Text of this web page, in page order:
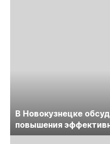
В Новокузнецке
повышения
предприятий